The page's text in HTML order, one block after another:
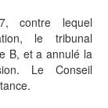
contre lequel
le tribunal
B, et a annulé la
Le Conseil